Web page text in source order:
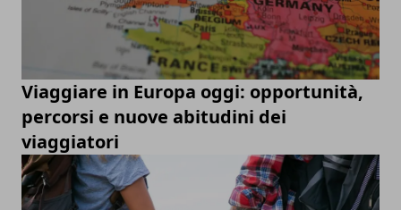
Viaggiare in Europa oggi: opportunità,
percorsi e nuove abitudini dei
viaggiatori